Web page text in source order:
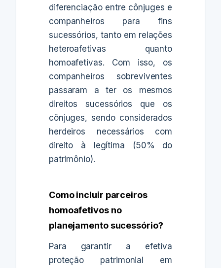
diferenciação entre cônjuges e
companheiros para fins
sucessórios, tanto em relações
heteroafetivas quanto
homoafetivas. Com isso, os
companheiros sobreviventes
passaram a ter os mesmos
direitos sucessórios que os
cônjuges, sendo considerados
herdeiros necessários com
direito à legítima (50% do
patrimônio).
Como incluir parceiros
homoafetivos no
planejamento sucessório?
Para garantir a efetiva
proteção patrimonial em